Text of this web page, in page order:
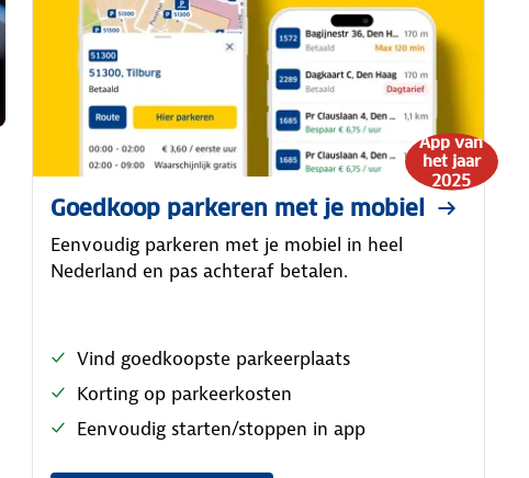
App van
het jaar
2025
Goedkoop parkeren met je mobiel
Eenvoudig parkeren met je mobiel in heel
Nederland en pas achteraf betalen.
Vind goedkoopste parkeerplaats
Korting op parkeerkosten
Eenvoudig starten/stoppen in app